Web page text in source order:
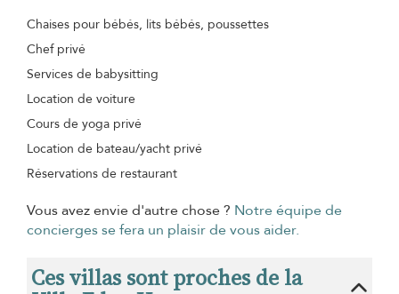
Chaises pour bébés, lits bébés, poussettes
Chef privé
Services de babysitting
Location de voiture
Cours de yoga privé
Location de bateau/yacht privé
Réservations de restaurant
Vous avez envie d'autre chose ? Notre équipe de
concierges se fera un plaisir de vous aider.
Ces villas sont proches de la